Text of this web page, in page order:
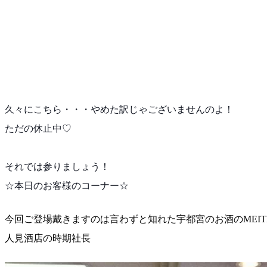
久々にこちら・・・やめた訳じゃございませんのよ！
ただの休止中♡
それでは参りましょう！
☆本日のお客様のコーナー☆
今回ご登場戴きますのは言わずと知れた宇都宮のお酒のM
人見酒店の時期社長